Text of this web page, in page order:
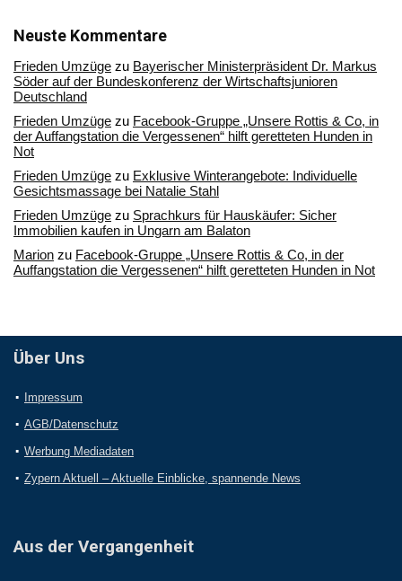
Archiv
Neuste Kommentare
Frieden Umzüge zu Bayerischer Ministerpräsident Dr. Markus
Söder auf der Bundeskonferenz der Wirtschaftsjunioren
Deutschland
Frieden Umzüge zu Facebook-Gruppe „Unsere Rottis & Co, in
der Auffangstation die Vergessenen“ hilft geretteten Hunden in
Not
Frieden Umzüge zu Exklusive Winterangebote: Individuelle
Gesichtsmassage bei Natalie Stahl
Frieden Umzüge zu Sprachkurs für Hauskäufer: Sicher
Immobilien kaufen in Ungarn am Balaton
Marion zu Facebook-Gruppe „Unsere Rottis & Co, in der
Auffangstation die Vergessenen“ hilft geretteten Hunden in Not
Über Uns
Impressum
AGB/Datenschutz
Werbung Mediadaten
Zypern Aktuell – Aktuelle Einblicke, spannende News
Aus der Vergangenheit